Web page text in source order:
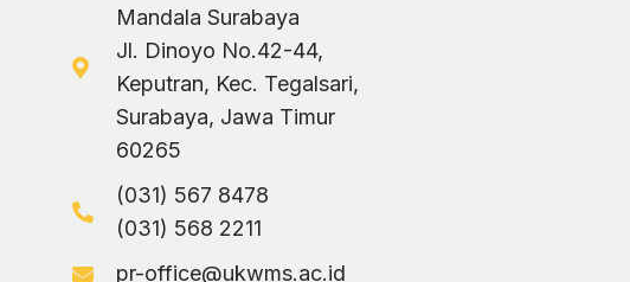
Mandala Surabaya
Jl. Dinoyo No.42-44,
Keputran, Kec. Tegalsari,
Surabaya, Jawa Timur
60265
(031) 567 8478
(031) 568 2211
pr-office@ukwms.ac.id